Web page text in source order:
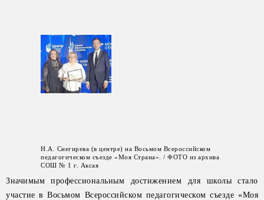
Н.А. Снегирева (в центре) на Восьмом Всероссийском
педагогическом съезде «Моя Страна». / ФОТО из архива
СОШ № 1 г. Аксая
Значимым профессиональным достижением для школы стало
участие в Восьмом Всероссийском педагогическом съезде «Моя